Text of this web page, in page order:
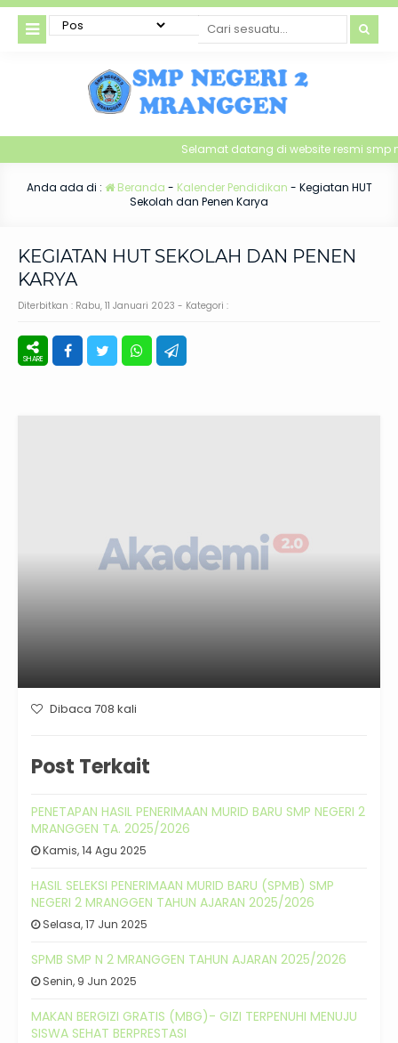
Selamat datang di website resmi smp
Anda ada di : Beranda - Kalender Pendidikan - Kegiatan HUT
Sekolah dan Penen Karya
KEGIATAN HUT SEKOLAH DAN PENEN
KARYA
Diterbitkan : Rabu, 11 Januari 2023 - Kategori :
Dibaca 708 kali
Post Terkait
PENETAPAN HASIL PENERIMAAN MURID BARU SMP NEGERI 2
MRANGGEN TA. 2025/2026
Kamis, 14 Agu 2025
HASIL SELEKSI PENERIMAAN MURID BARU (SPMB) SMP
NEGERI 2 MRANGGEN TAHUN AJARAN 2025/2026
Selasa, 17 Jun 2025
SPMB SMP N 2 MRANGGEN TAHUN AJARAN 2025/2026
Senin, 9 Jun 2025
MAKAN BERGIZI GRATIS (MBG)- GIZI TERPENUHI MENUJU
SISWA SEHAT BERPRESTASI